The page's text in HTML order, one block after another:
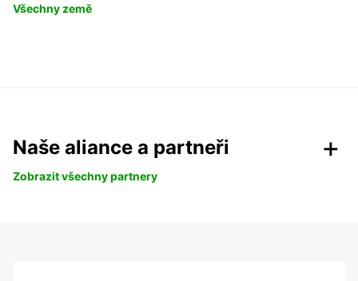
Všechny země
Naše aliance a partneři
Zobrazit všechny partnery